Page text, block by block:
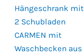
Hängeschrank mit
2 Schubladen
CARMEN mit
Waschbecken aus